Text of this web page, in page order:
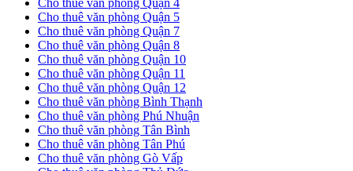
Cho thuê văn phòng Quận 4
Cho thuê văn phòng Quận 5
Cho thuê văn phòng Quận 7
Cho thuê văn phòng Quận 8
Cho thuê văn phòng Quận 10
Cho thuê văn phòng Quận 11
Cho thuê văn phòng Quận 12
Cho thuê văn phòng Bình Thạnh
Cho thuê văn phòng Phú Nhuận
Cho thuê văn phòng Tân Bình
Cho thuê văn phòng Tân Phú
Cho thuê văn phòng Gò Vấp